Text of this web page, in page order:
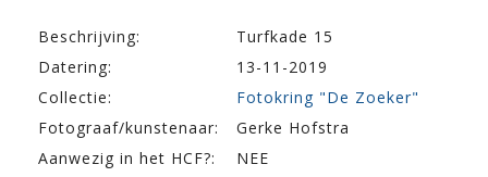
Beschrijving:
Turfkade 15
Datering:
13-11-2019
Collectie:
Fotokring "De Zoeker"
Fotograaf/kunstenaar:
Gerke Hofstra
Aanwezig in het HCF?:
NEE